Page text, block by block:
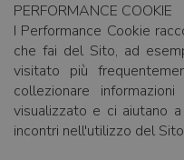
PERFORMANCE COOKIE
I Performance Cookie
che fai del Sito, ad
visitato più
collezionare
visualizzato e ci aiutano
incontri nell'utilizzo del